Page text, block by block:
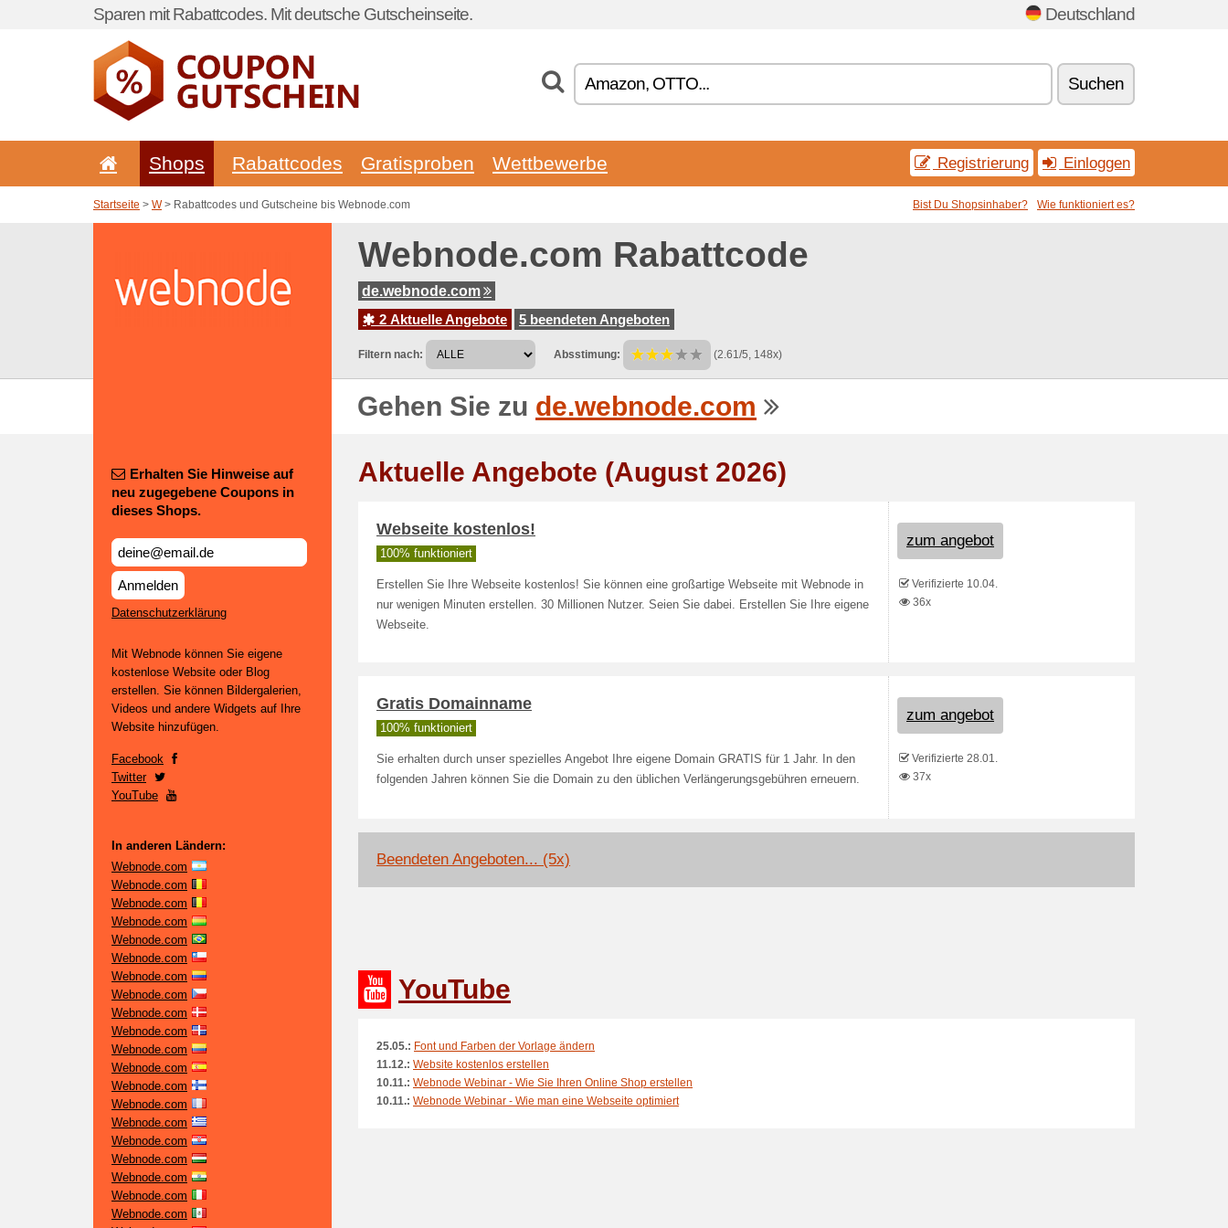
Sparen mit Rabattcodes. Mit deutsche Gutscheinseite. Deutschland
Suchen
Shops Rabattcodes Gratisproben Wettbewerbe Registrierung Einloggen
Startseite > W> Rabattcodes und Gutscheine bis Webnode.com Bist Du Shopsinhaber? Wie funktioniert es?
Webnode.com Rabattcode
de.webnode.com
2 Aktuelle Angebote
5 beendeten Angeboten
Filtern nach: Absstimung: (2.61/5, 148x)
Gehen Sie zu de.webnode.com
Erhalten Sie Hinweise auf
neu zugegebene Coupons in
dieses Shops.
Anmelden
Datenschutzerklärung
Mit Webnode können Sie eigene
kostenlose Website oder Blog
erstellen. Sie können Bildergalerien,
Videos und andere Widgets auf Ihre
Website hinzufügen.
Facebook
Twitter
YouTube
In anderen Ländern:
Webnode.com
Webnode.com
Webnode.com
Webnode.com
Webnode.com
Webnode.com
Webnode.com
Webnode.com
Webnode.com
Webnode.com
Webnode.com
Webnode.com
Webnode.com
Webnode.com
Webnode.com
Webnode.com
Webnode.com
Webnode.com
Webnode.com
Webnode.com
Aktuelle Angebote (August 2026)
Webseite kostenlos!
100% funktioniert
Erstellen Sie Ihre Webseite kostenlos! Sie können eine großartige Webseite mit Webnode in
nur wenigen Minuten erstellen. 30 Millionen Nutzer. Seien Sie dabei. Erstellen Sie Ihre eigene
Webseite.
zum angebot
Verifizierte 10.04.
36x
Gratis Domainname
100% funktioniert
Sie erhalten durch unser spezielles Angebot Ihre eigene Domain GRATIS für 1 Jahr. In den
folgenden Jahren können Sie die Domain zu den üblichen Verlängerungsgebühren erneuern.
zum angebot
Verifizierte 28.01.
37x
Beendeten Angeboten... (5x)
YouTube
25.05.: Font und Farben der Vorlage ändern
11.12.: Website kostenlos erstellen
10.11.: Webnode Webinar - Wie Sie Ihren Online Shop erstellen
10.11.: Webnode Webinar - Wie man eine Webseite optimiert